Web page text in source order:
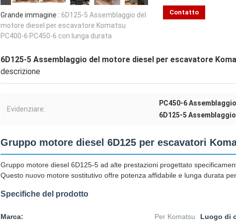
Grande immagine : 6D125-5 Assemblaggio del
motore diesel per escavatore Komatsu
PC400-6 PC450-6 con lunga durata
Contatto
6D125-5 Assemblaggio del motore diesel per escavatore
descrizione
Evidenziare:
PC450-6
6D125-5
Gruppo motore diesel 6D125 per escavatori
Gruppo motore diesel 6D125-5 ad alte prestazioni progettato
Questo nuovo motore sostitutivo offre potenza affidabile e lunga durata
Specifiche del prodotto
Marca: Per Komatsu Luogo di